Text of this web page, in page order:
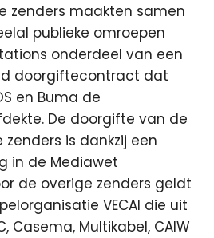
zenders maakten samen
publieke omroepen
onderdeel van een
doorgiftecontract dat
en Buma de
De doorgifte van de
zenders is dankzij een
in de Mediawet
de overige zenders geldt
VECAI die uit
Casema, Multikabel, CAIW